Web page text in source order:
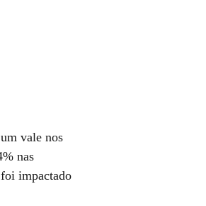
vale nos
nas
impactado